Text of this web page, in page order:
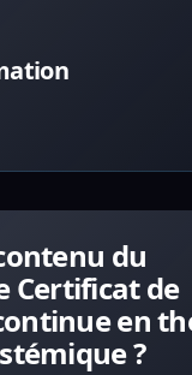
du
Certificat de
en
?